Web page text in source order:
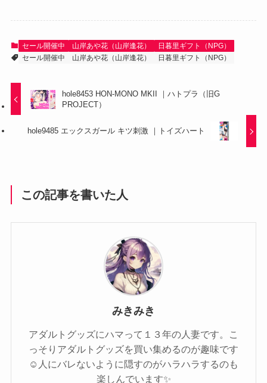
セール開催中 山岸あや花（山岸逢花）
日暮里ギフト（NPG）
セール開催中
山岸あや花（山岸逢花） 日暮里ギフト（NPG）
hole8453 HON-MONO MKII ｜ハトプラ（旧G
PROJECT）
hole9485 エックスガール キツ刺激 ｜トイズハート
この記事を書いた人
みきみき
アダルトグッズにハマって１３年の人妻です。こ
っそりアダルトグッズを買い集めるのが趣味です
☺️人にバレないように隠すのがハラハラするのも
楽しんでいます✨️